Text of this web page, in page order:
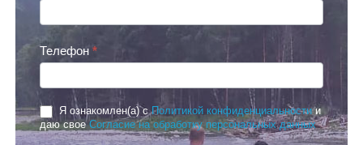
Телефон *
Я ознакомлен(а) сПолитикой конфиденциальностии
даю своеСогласие на обработку персональных данных